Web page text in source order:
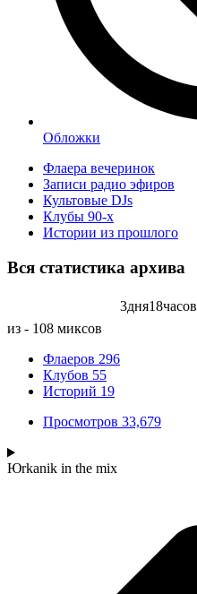
Обложки
Флаера вечеринок
Записи радио эфиров
Культовые DJs
Клубы 90-х
Истории из прошлого
Вся статистика архива
3дня18часов
из - 108 миксов
Флаеров 296
Клубов 55
Историй 19
Просмотров 33,679
Юrkanik in the mix